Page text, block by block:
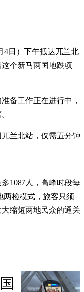
4日）下午抵达兀兰北
个新马两国地跌项
备工作正在进行中，
兰北站，仅需五分钟
1087人，高峰时段每
两检模式，旅客只须
缩短两地民众的通关